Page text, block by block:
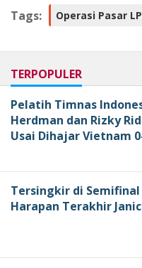
Tags: Operasi Pasar
TERPOPULER
Pelatih Timnas
Herdman dan Rizky
Usai Dihajar Vietnam
Tersingkir di Semifinal
Harapan Terakhir